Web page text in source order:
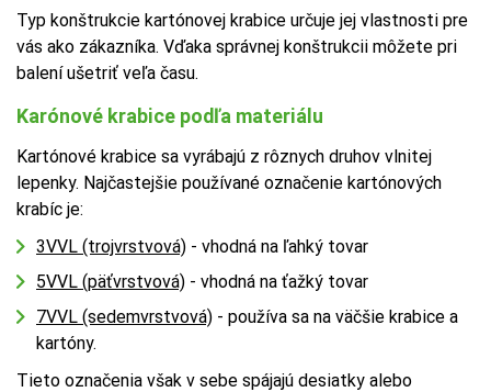
Typ konštrukcie kartónovej krabice určuje jej vlastnosti pre
vás ako zákazníka. Vďaka správnej konštrukcii môžete pri
balení ušetriť veľa času.
Karónové krabice podľa materiálu
Kartónové krabice sa vyrábajú z rôznych druhov vlnitej
lepenky. Najčastejšie používané označenie kartónových
krabíc je:
3VVL (trojvrstvová) - vhodná na ľahký tovar
5VVL (päťvrstvová) - vhodná na ťažký tovar
7VVL (sedemvrstvová) - používa sa na väčšie krabice a
kartóny.
Tieto označenia však v sebe spájajú desiatky alebo